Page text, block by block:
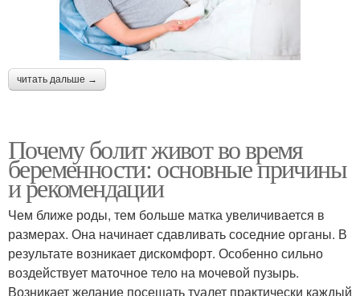
читать дальше →
Почему болит живот во время
беременности: основные причины
и рекомендации
Чем ближе роды, тем больше матка увеличивается в
размерах. Она начинает сдавливать соседние органы. В
результате возникает дискомфорт. Особенно сильно
воздействует маточное тело на мочевой пузырь.
Возникает желание посещать туалет практически каждый